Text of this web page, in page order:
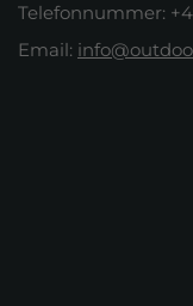
Telefonnummer:
Email: